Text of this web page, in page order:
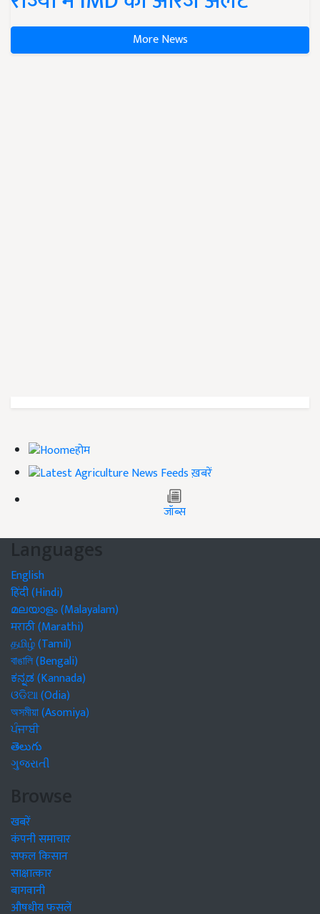
More News
होम
ख़बरें
जॉब्स
Languages
English
हिंदी (Hindi)
മലയാളം (Malayalam)
मराठी (Marathi)
தமிழ் (Tamil)
বাঙালি (Bengali)
ಕನ್ನಡ (Kannada)
ଓଡିଆ (Odia)
অসমীয়া (Asomiya)
ਪੰਜਾਬੀ
తెలుగు
ગુજરાતી
Browse
खबरें
कंपनी समाचार
सफल किसान
साक्षात्कार
बागवानी
औषधीय फसलें